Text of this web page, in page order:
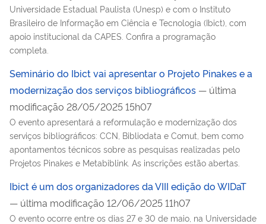
Universidade Estadual Paulista (Unesp) e com o Instituto
Brasileiro de Informação em Ciência e Tecnologia (Ibict), com
apoio institucional da CAPES. Confira a programação
completa.
Seminário do Ibict vai apresentar o Projeto Pinakes e a
modernização dos serviços bibliográficos — última
modificação 28/05/2025 15h07
O evento apresentará a reformulação e modernização dos
serviços bibliográficos: CCN, Bibliodata e Comut, bem como
apontamentos técnicos sobre as pesquisas realizadas pelo
Projetos Pinakes e Metabiblink. As inscrições estão abertas.
Ibict é um dos organizadores da VIII edição do WIDaT
— última modificação 12/06/2025 11h07
O evento ocorre entre os dias 27 e 30 de maio, na Universidade